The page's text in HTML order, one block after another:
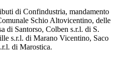
di Confindustria, mandamento
Schio Altovicentino, delle
di Santorso, Colben s.r.l. di S.
s.r.l. di Marano Vicentino, Saco
di Marostica.